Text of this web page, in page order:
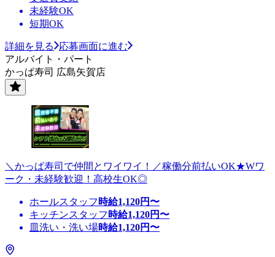
未経験OK
短期OK
詳細を見る
応募画面に進む
アルバイト・パート
かっぱ寿司 広島矢賀店
＼かっぱ寿司で仲間とワイワイ！／稼働分前払いOK★Wワ
ーク・未経験歓迎！高校生OK◎
ホールスタッフ 時給1,120円〜
キッチンスタッフ 時給1,120円〜
皿洗い・洗い場時給1,120円〜